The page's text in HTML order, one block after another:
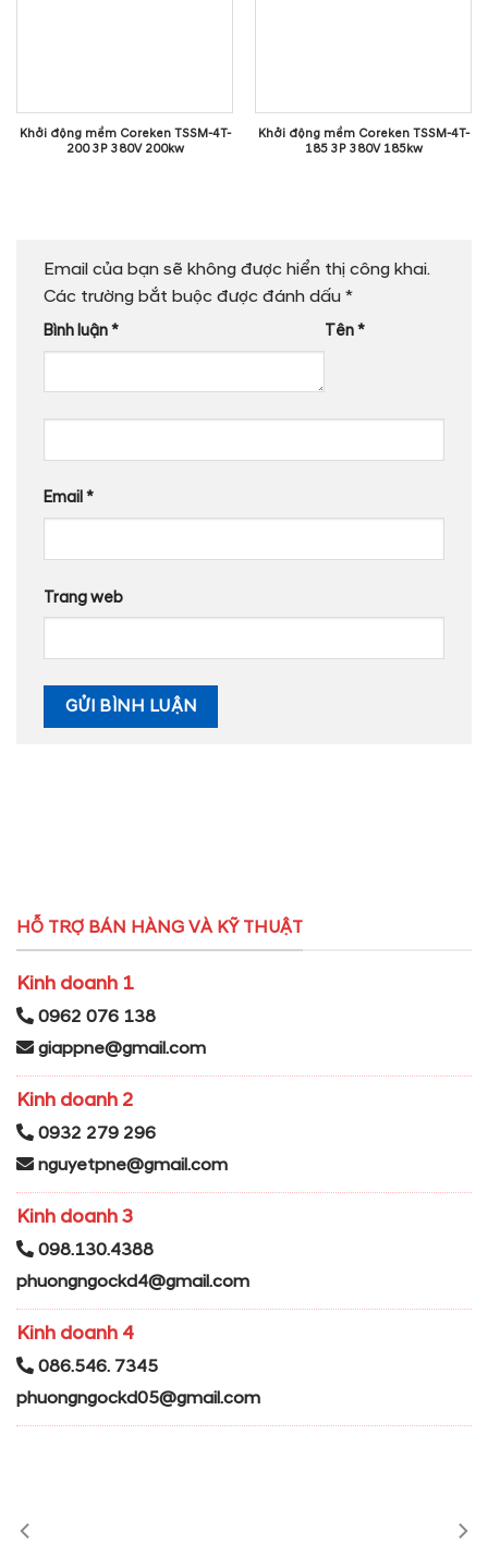
Khởi động mềm Coreken TSSM-4T-
200 3P 380V 200kw
Khởi động mềm Coreken TSSM-4T-
185 3P 380V 185kw
Email của bạn sẽ không được hiển thị công khai.
Các trường bắt buộc được đánh dấu *
Bình luận* Tên*
Email*
Trang web
HỖ TRỢ BÁN HÀNG VÀ KỸ THUẬT
Kinh doanh 1
0962 076 138
giappne@gmail.com
Kinh doanh 2
0932 279 296
nguyetpne@gmail.com
Kinh doanh 3
098.130.4388
phuongngockd4@gmail.com
Kinh doanh 4
086.546. 7345
phuongngockd05@gmail.com